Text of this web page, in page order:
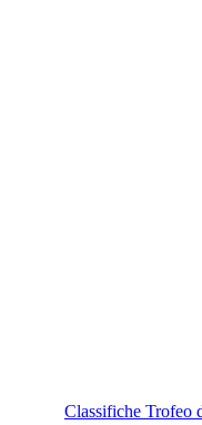
Classifiche Trofeo dei